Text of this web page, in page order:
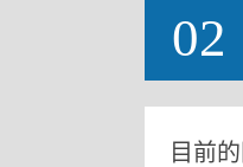
02
目前